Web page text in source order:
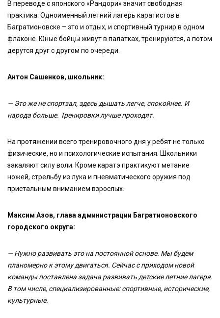
В переводе с японского «Рандори» значит свободная
практика. Одноименный летний лагерь каратистов в
Багратионовске – это и отдых, и спортивный турнир в одном
флаконе. Юные бойцы живут в палатках, тренируются, а потом
дерутся друг с другом по очереди.
Антон Сашенков, школьник:
— Это же не спортзал, здесь дышать легче, спокойнее. И
народа больше. Тренировки лучше проходят.
На протяжении всего тренировочного дня у ребят не только
физические, но и психологические испытания. Школьники
закаляют силу воли. Кроме каратэ практикуют метание
ножей, стрельбу из лука и пневматического оружия под
пристальным вниманием взрослых.
Максим Азов, глава администрации Багратионовского
городского округа:
— Нужно развивать это на постоянной основе. Мы будем
планомерно к этому двигаться. Сейчас с приходом новой
команды поставлена задача развивать детские летние лагеря.
В том числе, специализированные: спортивные, исторические,
культурные.